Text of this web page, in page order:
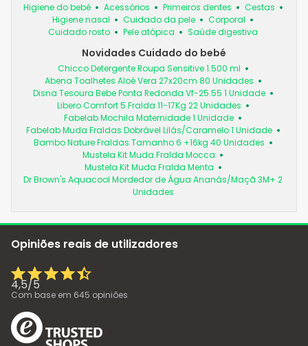
Higiene do bebé Acessórios Primeiros dentes
Cestas
Higiene nasal
Cuidado da pele
Corporal
Cuidado rosto
Pele atópica Saúde digestiva
Novidades Cuidado do bebé
Chicco Detergente Roupa Sensitive 1.500 ml
Abena Toalhetes Aloé Vera 27x20cm 80 Unidades
Disna Tesoura Bebe Ponta Redonda Vf-25.55 1 Unidade
Libero Comfort 5 Fralda 11-17Kg 22 Unidades
Fabelab Mochila Maternidade 1 Unidade
Fabelab Muda Fraldas Dobrável Lilás/Caramelo 1 Unidade
Bambo Nature Fraldas Tamanho 6 +16kg 40 Unidades
Mustela Kit Muda Fralda Mocca
Mustela Kit Muda Fralda Menta
Dr Brown's Aquacool Mordedor de Água Ananás/Maçã 3M+ 2
Unidades
Opiniões reais de utilizadores
4,5/5
Com base em 645 opiniões